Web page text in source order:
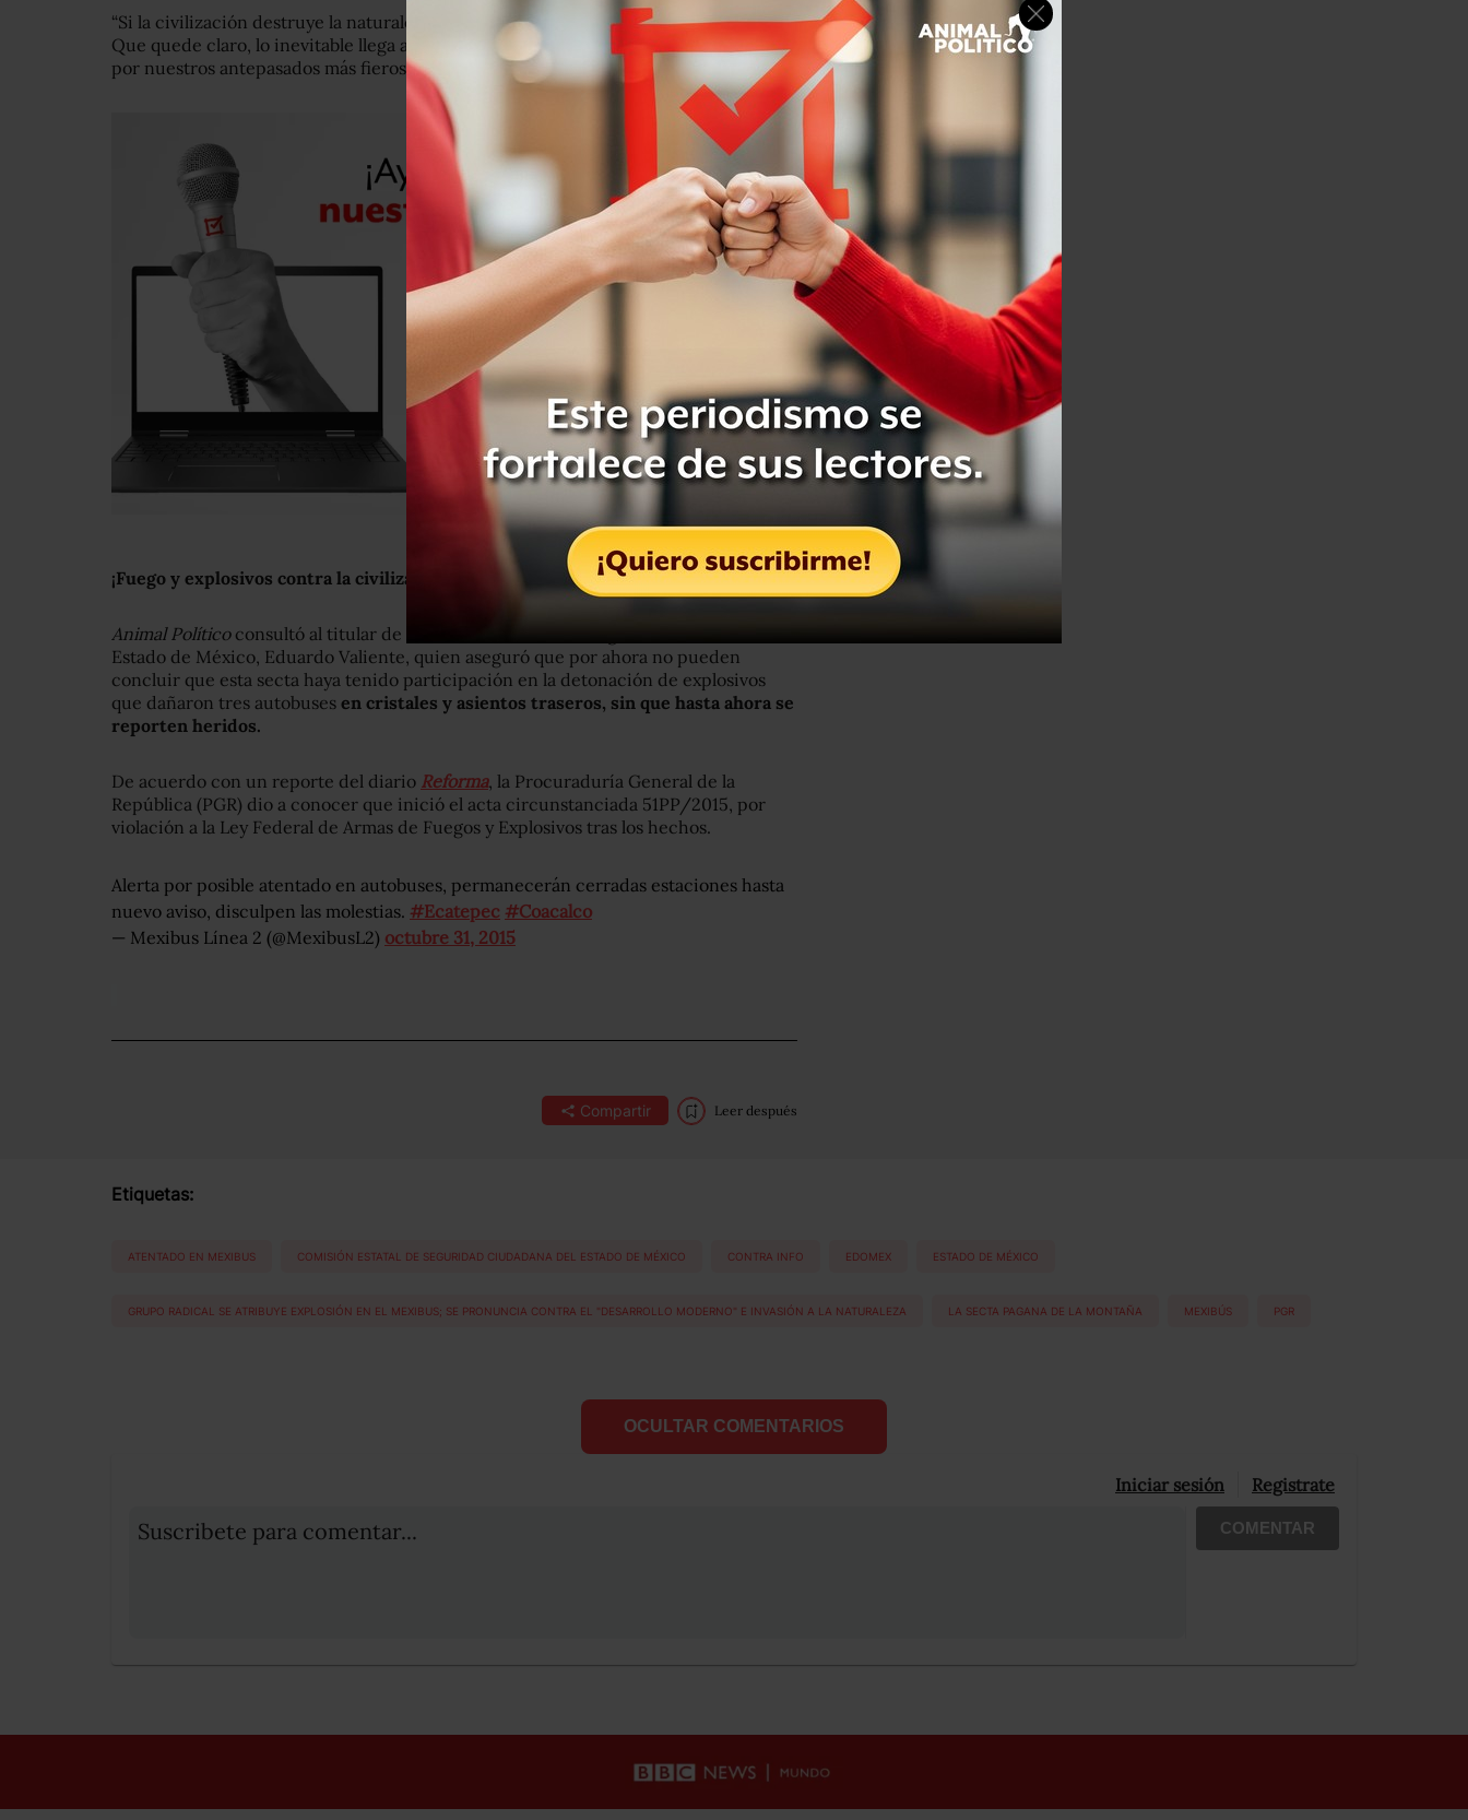
“Si la civilización destruye la naturaleza, nosotros responderemos de la misma forma.
Que quede claro, lo inevitable llega a pasar… Continuando con el conflicto heredado
por nuestros antepasados más fieros en contra del progreso y la artificialidad.
¡Fuego y explosivos contra la civilización! “, advierte el grupo en su mensaje.
Animal Políticoconsultó al titular de la Comisión Estatal de Seguridad Ciudadana del
Estado de México, Eduardo Valiente, quien aseguró que por ahora no pueden
concluir que esta secta haya tenido participación en la detonación de explosivos
que dañaron tres autobuses en cristales y asientos traseros, sin que hasta ahora se
reporten heridos.
De acuerdo con un reporte del diario Reforma, la Procuraduría General de la
República (PGR) dio a conocer que inició el acta circunstanciada 51PP/2015, por
violación a la Ley Federal de Armas de Fuegos y Explosivos tras los hechos.
Alerta por posible atentado en autobuses, permanecerán cerradas estaciones hasta
nuevo aviso, disculpen las molestias. #Ecatepec #Coacalco
— Mexibus Línea 2 (@MexibusL2) octubre 31, 2015
Compartir Leer después
Etiquetas:
ATENTADO EN MEXIBUS COMISIÓN ESTATAL DE SEGURIDAD CIUDADANA DEL ESTADO DE MÉXICO CONTRA INFO EDOMEX ESTADO DE MÉXICO
GRUPO RADICAL SE ATRIBUYE EXPLOSIÓN EN EL MEXIBUS; SE PRONUNCIA CONTRA EL "DESARROLLO MODERNO" E INVASIÓN A LA NATURALEZA LA SECTA PAGANA DE LA MONTAÑA MEXIBÚS PGR
OCULTAR COMENTARIOS
Iniciar sesión Registrate
Suscribete para comentar... COMENTAR